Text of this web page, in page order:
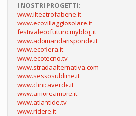
I NOSTRI PROGETTI:
www.ilteatrofabene.it
www.ecovillaggiosolare.it
festivalecofuturo.myblog.it
www.adomandarisponde.it
www.ecofiera.it
www.ecotecno.tv
www.stradaalternativa.com
www.sessosublime.it
www.clinicaverde.it
www.amoreamore.it
www.atlantide.tv
www.ridere.it